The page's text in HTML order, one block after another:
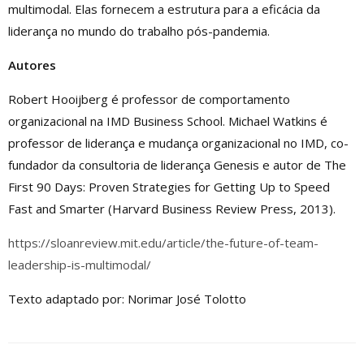
multimodal. Elas fornecem a estrutura para a eficácia da
liderança no mundo do trabalho pós-pandemia.
Autores
Robert Hooijberg é professor de comportamento
organizacional na IMD Business School. Michael Watkins é
professor de liderança e mudança organizacional no IMD, co-
fundador da consultoria de liderança Genesis e autor de The
First 90 Days: Proven Strategies for Getting Up to Speed ​​
Fast and Smarter (Harvard Business Review Press, 2013).
https://sloanreview.mit.edu/article/the-future-of-team-
leadership-is-multimodal/
Texto adaptado por: Norimar José Tolotto